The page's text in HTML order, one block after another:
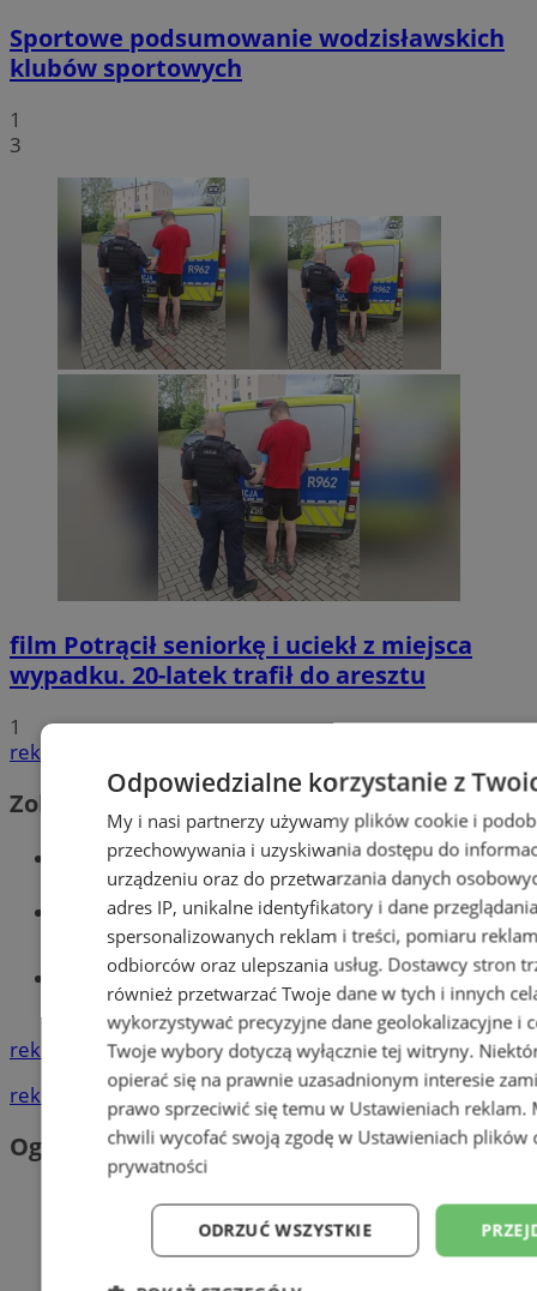
Sportowe podsumowanie wodzisławskich
klubów sportowych
1
3
film Potrącił seniorkę i uciekł z miejsca
wypadku. 20-latek trafił do aresztu
1
reklama
Zobacz również
Wiadomości kryminalne w Wodzisławiu
Wiadomości lokalne
Tworzenie stron www - Wodzisław
Śląski
reklama
reklama
Ogłoszenia
Odpowiedzialne korzystanie z
My i nasi partnerzy używamy plików cookie i
przechowywania i uzyskiwania dostępu do
urządzeniu oraz do przetwarzania danych
adres IP, unikalne identyfikatory i dane
spersonalizowanych reklam i treści, pomiaru
odbiorców oraz ulepszania usług. Dostawcy stron
również przetwarzać Twoje dane w tych i innych
wykorzystywać precyzyjne dane geolokalizacyjne i
Twoje wybory dotyczą wyłącznie tej witryny.
opierać się na prawnie uzasadnionym interesie
prawo sprzeciwić się temu w Ustawieniach reklam.
chwili wycofać swoją zgodę w Ustawieniach plików
prywatności
ODRZUĆ WSZYSTKIE